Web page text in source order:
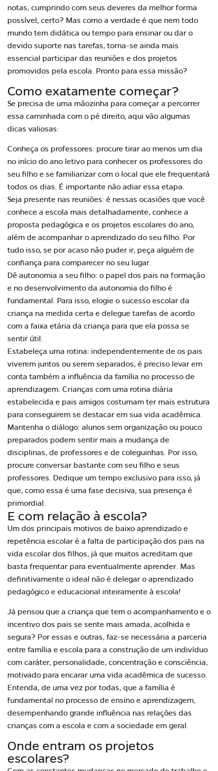
notas, cumprindo com seus deveres da melhor forma
possível, certo? Mas como a verdade é que nem todo
mundo tem didática ou tempo para ensinar ou dar o
devido suporte nas tarefas, torna-se ainda mais
essencial participar das reuniões e dos projetos
promovidos pela escola. Pronto para essa missão?
Como exatamente começar?
Se precisa de uma mãozinha para começar a percorrer
essa caminhada com o pé direito, aqui vão algumas
dicas valiosas:
Conheça os professores: procure tirar ao menos um dia
no início do ano letivo para conhecer os professores do
seu filho e se familiarizar com o local que ele frequentará
todos os dias. É importante não adiar essa etapa.
Seja presente nas reuniões: é nessas ocasiões que você
conhece a escola mais detalhadamente, conhece a
proposta pedagógica e os projetos escolares do ano,
além de acompanhar o aprendizado do seu filho. Por
tudo isso, se por acaso não puder ir, peça alguém de
confiança para comparecer no seu lugar.
Dê autonomia a seu filho: o papel dos pais na formação
e no desenvolvimento da autonomia do filho é
fundamental. Para isso, elogie o sucesso escolar da
criança na medida certa e delegue tarefas de acordo
com a faixa etária da criança para que ela possa se
sentir útil.
Estabeleça uma rotina: independentemente de os pais
viverem juntos ou serem separados, é preciso levar em
conta também a influência da família no processo de
aprendizagem. Crianças com uma rotina diária
estabelecida e pais amigos costumam ter mais estrutura
para conseguirem se destacar em sua vida acadêmica.
Mantenha o diálogo: alunos sem organização ou pouco
preparados podem sentir mais a mudança de
disciplinas, de professores e de coleguinhas. Por isso,
procure conversar bastante com seu filho e seus
professores. Dedique um tempo exclusivo para isso, já
que, como essa é uma fase decisiva, sua presença é
primordial.
E com relação à escola?
Um dos principais motivos de baixo aprendizado e
repetência escolar é a falta de participação dos pais na
vida escolar dos filhos, já que muitos acreditam que
basta frequentar para eventualmente aprender. Mas
definitivamente o ideal não é delegar o aprendizado
pedagógico e educacional inteiramente à escola!
Já pensou que a criança que tem o acompanhamento e o
incentivo dos pais se sente mais amada, acolhida e
segura? Por essas e outras, faz-se necessária a parceria
entre família e escola para a construção de um indivíduo
com caráter, personalidade, concentração e consciência,
motivado para encarar uma vida acadêmica de sucesso.
Entenda, de uma vez por todas, que a família é
fundamental no processo de ensino e aprendizagem,
desempenhando grande influência nas relações das
crianças com a escola e com a sociedade em geral.
Onde entram os projetos
escolares?